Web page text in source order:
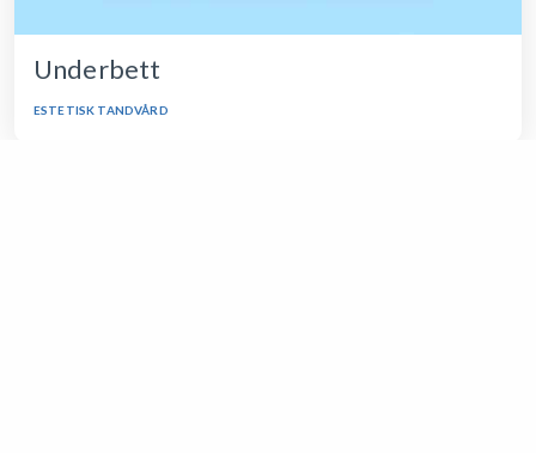
Underbett
ESTETISK TANDVÅRD